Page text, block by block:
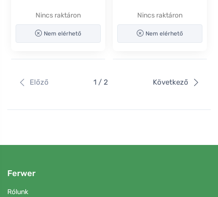
Nincs raktáron
Nem elérhető
Nincs raktáron
Nem elérhető
Előző 1 / 2 Következő
Ferwer
Rólunk